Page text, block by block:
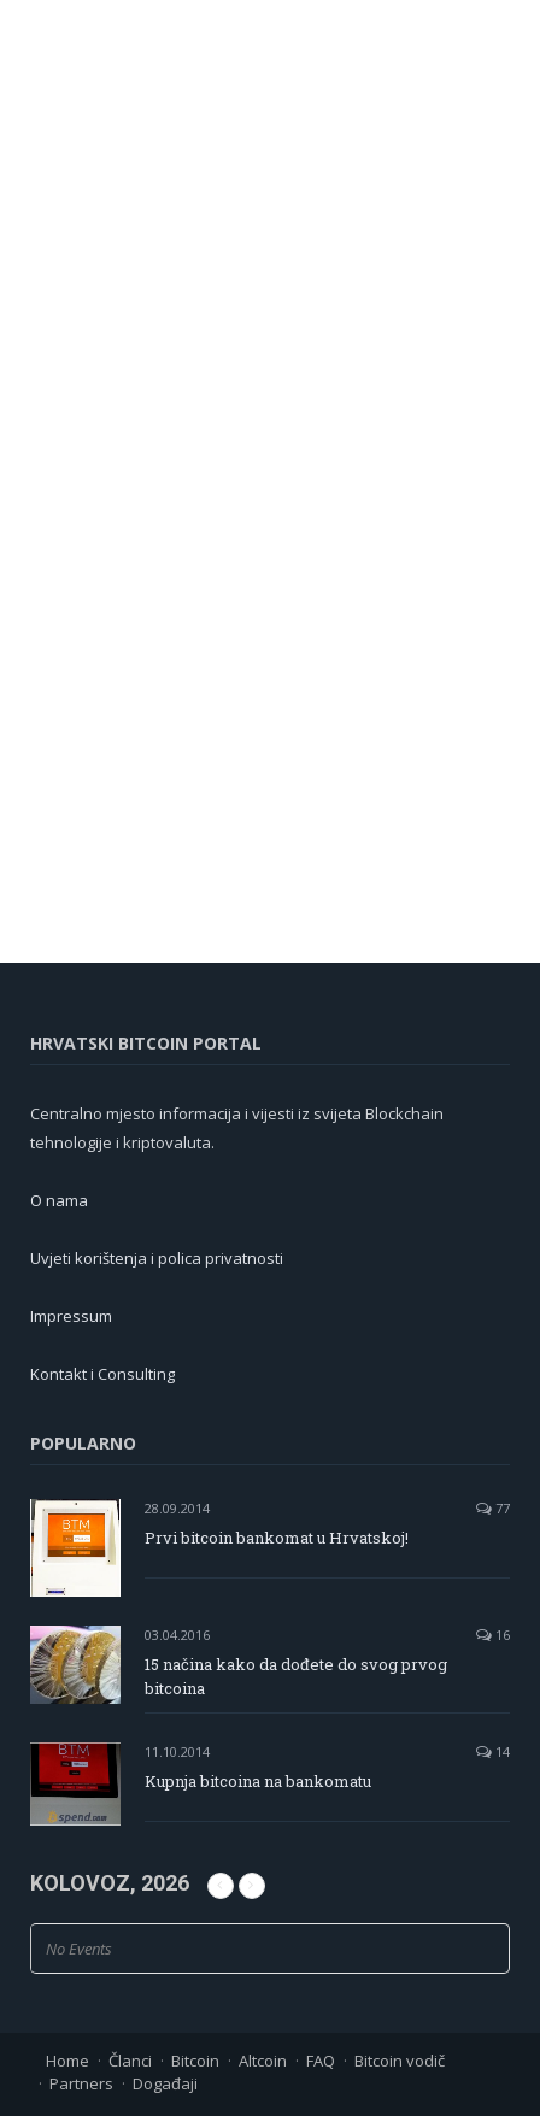
HRVATSKI BITCOIN PORTAL
Centralno mjesto informacija i vijesti iz svijeta Blockchain
tehnologije i kriptovaluta.
O nama
Uvjeti korištenja i polica privatnosti
Impressum
Kontakt i Consulting
POPULARNO
28.09.2014 77
Prvi bitcoin bankomat u Hrvatskoj!
03.04.2016 16
15 načina kako da dođete do svog prvog
bitcoina
11.10.2014 14
Kupnja bitcoina na bankomatu
KOLOVOZ, 2026
No Events
Home Članci Bitcoin Altcoin FAQ
Bitcoin vodič
Partners
Događaji